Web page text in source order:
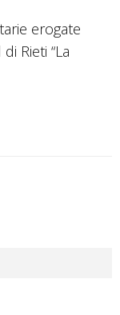
erogate
Rieti “La